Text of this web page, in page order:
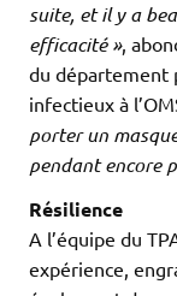
suite, et il y a
efficacité »,
du département
infectieux à
porter un
pendant encore
Résilience
A l’équipe du
expérience,